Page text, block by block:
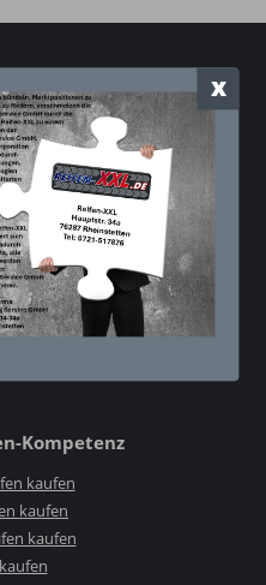
x
Brandt
34a
- 51 78 76
- 51 74 59
Kompetenz
kaufen
kaufen
kaufen